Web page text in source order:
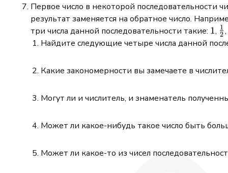
Первое число в некоторой последовательности
результат заменяется на обратное число.
три числа данной последовательности такие: 1
1, 2
1 ,
Найдите следующие четыре числа данной
Какие закономерности вы замечаете в
Могут ли и числитель, и знаменатель
Может ли какое-нибудь такое число быть
Может ли какое-то из чисел